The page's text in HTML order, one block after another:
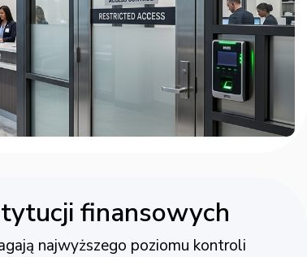
finansowych
najwyższego poziomu kontroli